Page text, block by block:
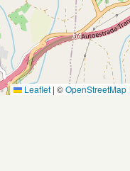
Leaflet | ©OpenStreetMap